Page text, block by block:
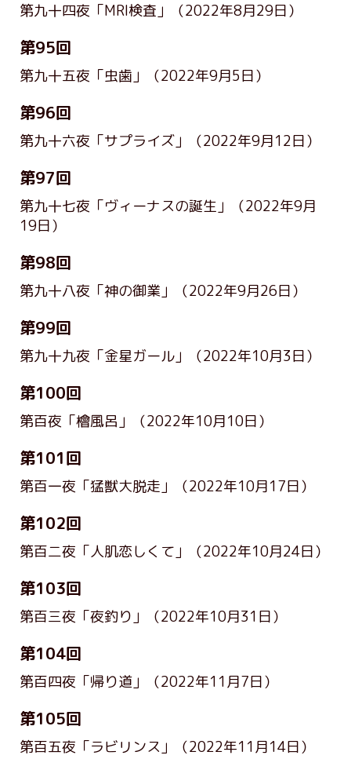
第九十四夜「MRI検査」 （2022年8月29日）
第95回
第九十五夜「虫歯」 （2022年9月5日）
第96回
第九十六夜「サプライズ」 （2022年9月12日）
第97回
第九十七夜「ヴィーナスの誕生」
（2022年9月
19日）
第98回
第九十八夜「神の御業」 （2022年9月26日）
第99回
第九十九夜「金星ガール」 （2022年10月3日）
第100回
第百夜「檜風呂」 （2022年10月10日）
第101回
第百一夜「猛獣大脱走」 （2022年10月17日）
第102回
第百二夜「人肌恋しくて」 （2022年10月24日）
第103回
第百三夜「夜釣り」 （2022年10月31日）
第104回
第百四夜「帰り道」 （2022年11月7日）
第105回
第百五夜「ラビリンス」 （2022年11月14日）